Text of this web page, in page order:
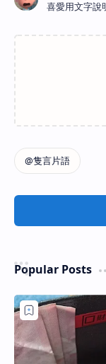
喜愛用文字說
Popular Posts